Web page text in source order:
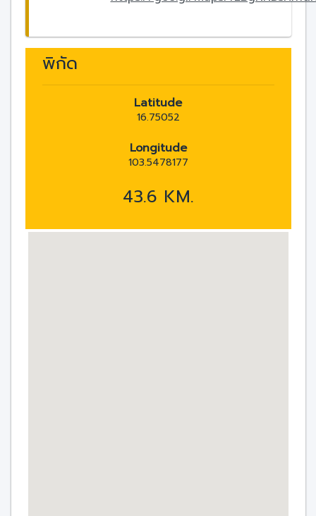
พิกัด
Latitude
16.75052
Longitude
103.5478177
43.6 KM.